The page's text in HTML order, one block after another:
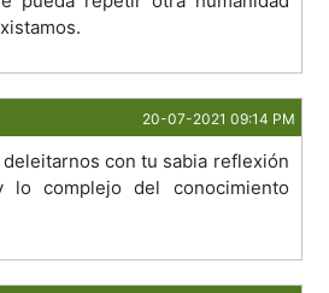
20-07-2021 09:14 PM
con tu sabia reflexión
lo complejo del conocimiento